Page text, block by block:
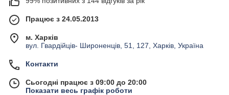
Працює з 24.05.2013
м. Харків
вул. Гвардійців- Широненців, 51, 127, Харків, Україна
Контакти
Сьогодні працює з 09:00 до 20:00
Показати весь графік роботи